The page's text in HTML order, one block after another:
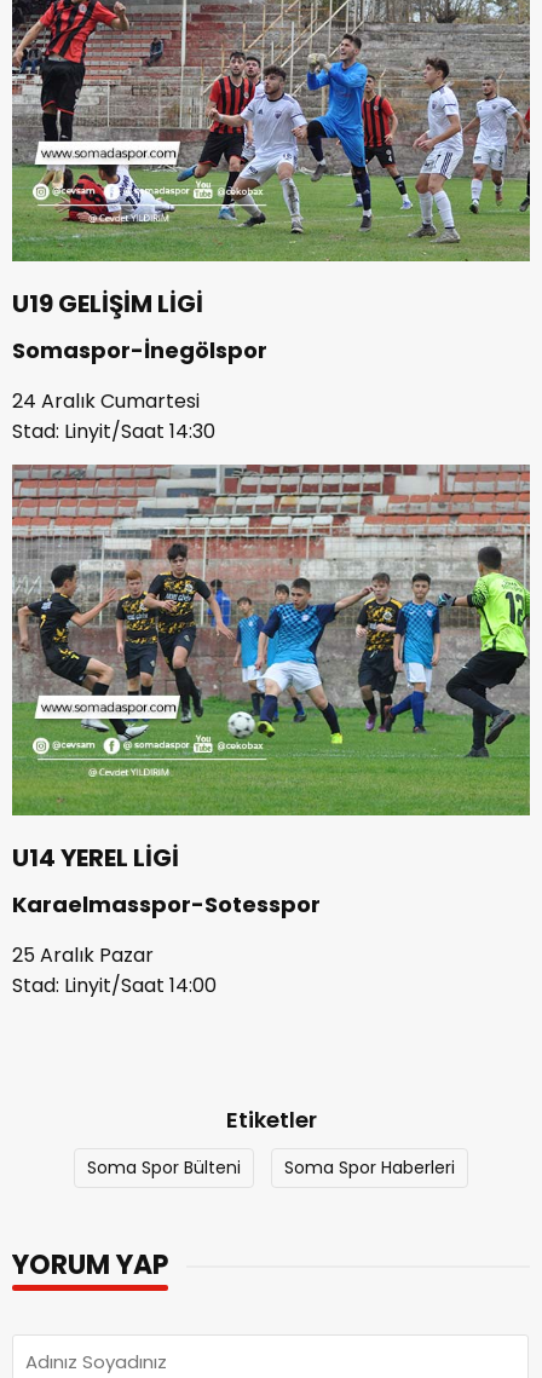
U19 GELİŞİM LİGİ
Somaspor-İnegölspor
24 Aralık Cumartesi
Stad: Linyit/Saat 14:30
U14 YEREL LİGİ
Karaelmasspor-Sotesspor
25 Aralık Pazar
Stad: Linyit/Saat 14:00
Etiketler
Soma Spor Bülteni Soma Spor Haberleri
YORUM YAP